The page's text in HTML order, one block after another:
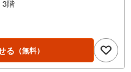
3階
る （無料）